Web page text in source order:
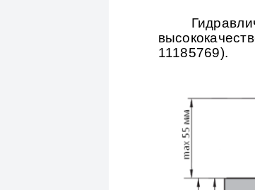
11185769).